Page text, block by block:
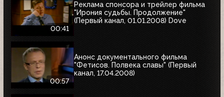
00:41
Реклама спонсора и трейлер фильма
"Ирония судьбы. Продолжение"
(Первый канал, 01.01.2008) Dove
00:57
Анонс документального фильма
"Фетисов. Полвека славы" (Первый
канал, 17.04.2008)